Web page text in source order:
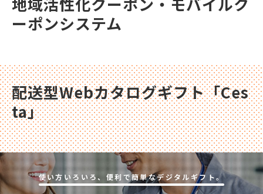
ーポンシステム
配送型Webカタログギフト「Ces
ta」
使い⽅いろいろ、便利で簡単なデジタルギフト。